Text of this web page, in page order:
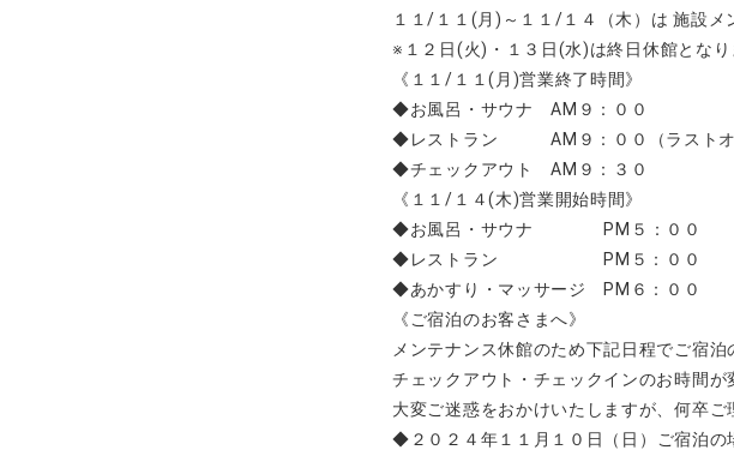
１１/１１(月)～１１/１４（木）は 施設メ
※１２日(火)・１３日(水)は終日休館となり
《１１/１１(月)営業終了時間》
◆お風呂・サウナ AM９：００
◆レストランAM９：００（ラスト
◆チェックアウトAM９：３０
《１１/１４(木)営業開始時間》
◆お風呂・サウナ PM５
：００
◆レストラン PM５：００
◆あかすり・マッサージ PM６：００
《ご宿泊のお客さまへ》
メンテナンス休館のため下記日程でご宿泊
チェックアウト・チェックインのお時間が
大変ご迷惑をおかけいたしますが、何卒ご
◆ ２０２４年１１月１０日（日）ご宿泊の